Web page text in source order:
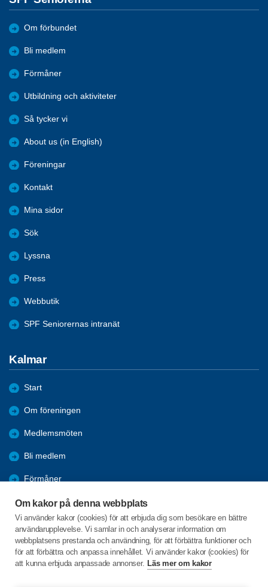
Om kakor på denna webbplats
Vi använder kakor (cookies) för att erbjuda dig som besökare en bättre
användarupplevelse. Vi samlar in och analyserar information om
webbplatsens prestanda och användning, för att förbättra funktioner och
för att förbättra och anpassa innehållet. Vi använder kakor (cookies) för
att kunna erbjuda anpassade annonser. Läs mer om kakor
Om förbundet
Bli medlem
Förmåner
Utbildning och aktiviteter
Så tycker vi
About us (in English)
Föreningar
Kontakt
Mina sidor
Sök
Lyssna
Press
Webbutik
SPF Seniorernas intranät
Kalmar
Start
Om föreningen
Medlemsmöten
Bli medlem
Förmåner
Aktiviteter
Resor
Blandade tips